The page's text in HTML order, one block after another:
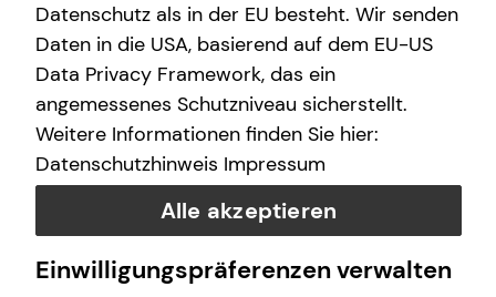
schwere Krankheit – und schon ist nichts mehr, wie es
war. Deshalb ist die individuelle Arbeitskraftabsicherung
so wichtig für dich.
Datenschutz als in der EU besteht. Wir senden
Daten in die USA, basierend auf dem EU-US
Data Privacy Framework, das ein
angemessenes Schutzniveau sicherstellt.
Weitere Informationen finden Sie hier:
Datenschutzhinweis Impressum
Alle akzeptieren
Einwilligungspräferenzen verwalten